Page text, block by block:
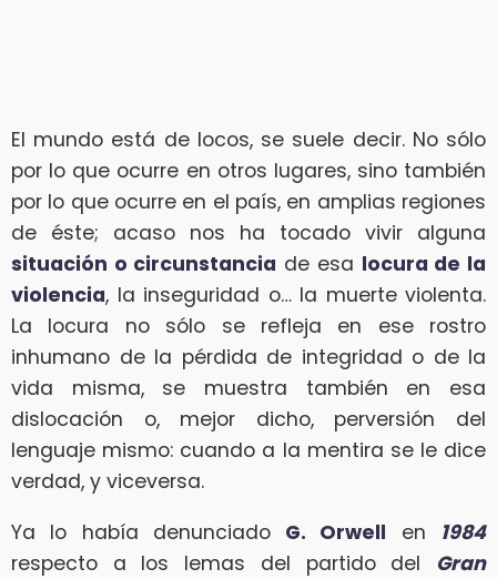
El mundo está de locos, se suele decir. No sólo
por lo que ocurre en otros lugares, sino también
por lo que ocurre en el país, en amplias regiones
de éste; acaso nos ha tocado vivir alguna
situación o circunstancia de esa locura de la
violencia, la inseguridad o… la muerte violenta.
La locura no sólo se refleja en ese rostro
inhumano de la pérdida de integridad o de la
vida misma, se muestra también en esa
dislocación o, mejor dicho, perversión del
lenguaje mismo: cuando a la mentira se le dice
verdad, y viceversa.
Ya lo había denunciado G. Orwell en 1984
respecto a los lemas del partido del Gran